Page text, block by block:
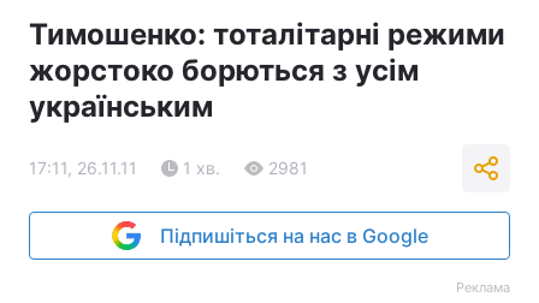
Тимошенко: тоталітарні режими
жорстоко борються з усім
українським
17:11, 26.11.11 1 хв. 2981
Підпишіться на нас в Google
Реклама